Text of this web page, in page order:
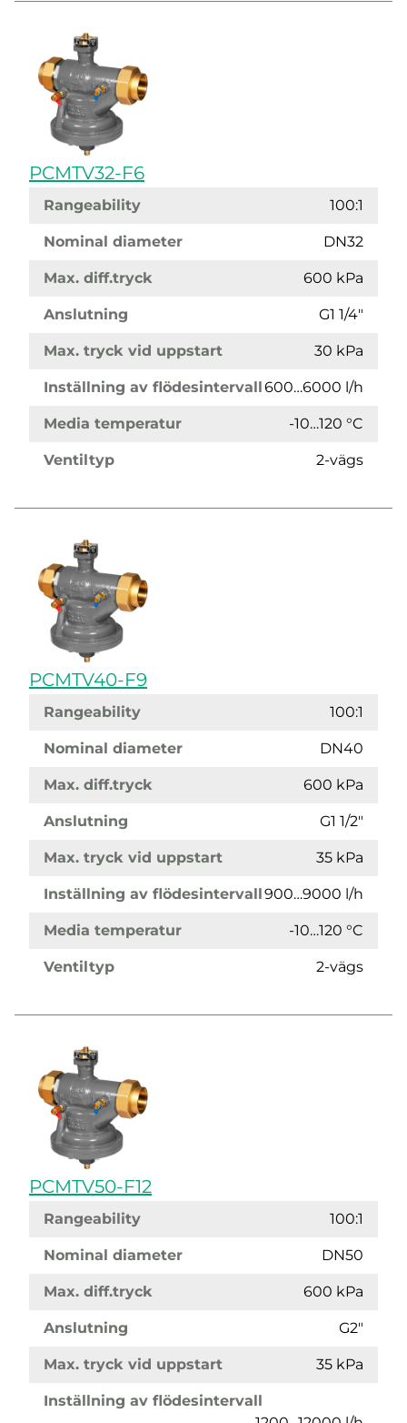
PCMTV32-F6
Rangeability 100:1
Nominal diameter DN32
Max. diff.tryck 600 kPa
Anslutning G1 1/4"
Max. tryck vid uppstart 30 kPa
Inställning av flödesintervall600…6000 l/h
Media temperatur -10…120 °C
Ventiltyp 2-vägs
PCMTV40-F9
Rangeability 100:1
Nominal diameter DN40
Max. diff.tryck 600 kPa
Anslutning G1 1/2"
Max. tryck vid uppstart 35 kPa
Inställning av flödesintervall900…9000 l/h
Media temperatur -10…120 °C
Ventiltyp 2-vägs
PCMTV50-F12
Rangeability 100:1
Nominal diameter DN50
Max. diff.tryck 600 kPa
Anslutning G2"
Max. tryck vid uppstart 35 kPa
Inställning av flödesintervall